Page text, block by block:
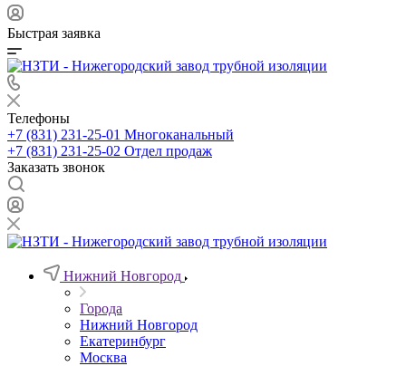
Быстрая заявка
Телефоны
+7 (831) 231-25-01 Многоканальный
+7 (831) 231-25-02 Отдел продаж
Заказать звонок
Нижний Новгород
Города
Нижний Новгород
Екатеринбург
Москва